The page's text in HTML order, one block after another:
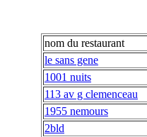
nom du restaurant
le sans gene
1001 nuits
113 av g clemenceau
1955 nemours
2bld